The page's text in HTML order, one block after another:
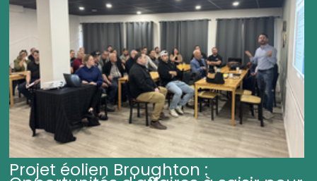
Projet éolien Broughton :